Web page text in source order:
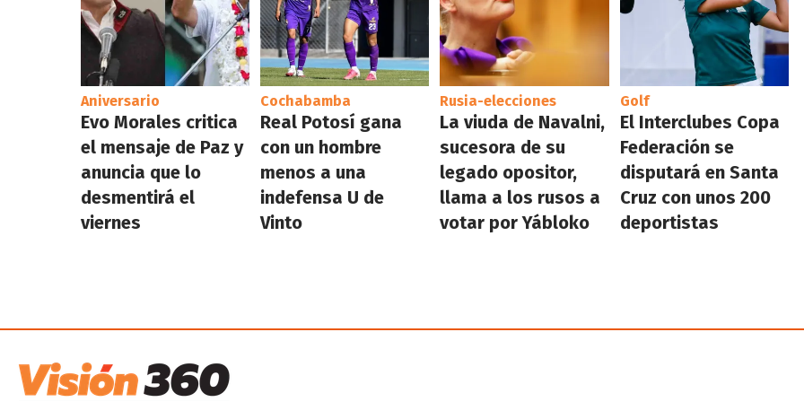
Aniversario
Evo Morales critica
el mensaje de Paz y
anuncia que lo
desmentirá el
viernes
Cochabamba
Real Potosí gana
con un hombre
menos a una
indefensa U de
Vinto
Rusia-elecciones
La viuda de Navalni,
sucesora de su
legado opositor,
llama a los rusos a
votar por Yábloko
Golf
El Interclubes Copa
Federación se
disputará en Santa
Cruz con unos 200
deportistas